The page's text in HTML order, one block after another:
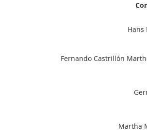
Hans
Fernando Castrillón
Martha